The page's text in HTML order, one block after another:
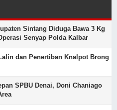
Sintang Diduga Bawa 3 Kg
Senyap Polda Kalbar
dan Penertiban Knalpot Brong
SPBU Denai, Doni Chaniago